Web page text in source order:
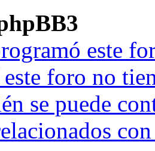
este
foro no
se puede